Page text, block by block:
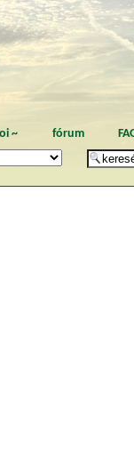
~ fórum